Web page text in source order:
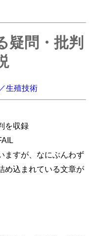
疑問・批判
生殖技術
を収録
すが、なにぶんわず
め込まれている文章が